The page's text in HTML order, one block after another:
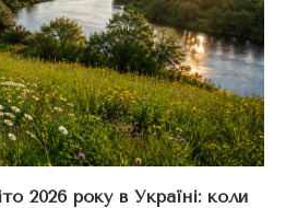
2026 року в Україні: коли